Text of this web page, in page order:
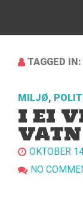
TAGGED IN:
MILJØ,
I EI
VATN
OKTOBER
NO